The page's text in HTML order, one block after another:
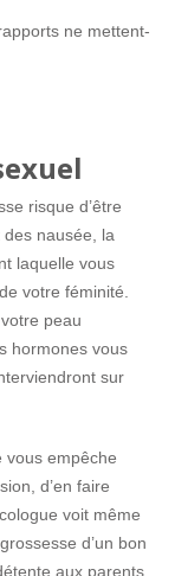
ne mettent-
risque d’être
nausée, la
laquelle vous
votre féminité.
peau
hormones vous
sur
vous empêche
d’en faire
voit même
d’un bon
aux parents